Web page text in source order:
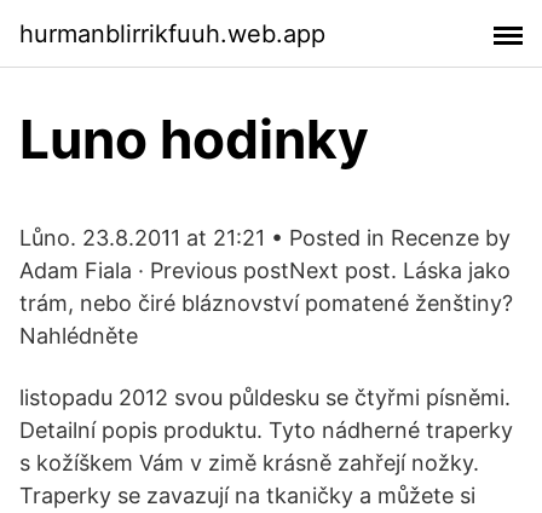
hurmanblirrikfuuh.web.app
Luno hodinky
Lůno. 23.8.2011 at 21:21 • Posted in Recenze by
Adam Fiala · Previous postNext post. Láska jako
trám, nebo čiré bláznovství pomatené ženštiny?
Nahlédněte
listopadu 2012 svou půldesku se čtyřmi písněmi.
Detailní popis produktu. Tyto nádherné traperky
s kožíškem Vám v zimě krásně zahřejí nožky.
Traperky se zavazují na tkaničky a můžete si